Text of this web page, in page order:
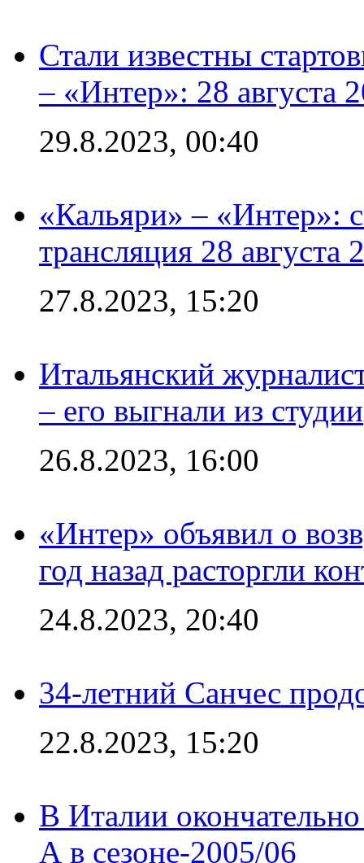
Стали известны
– «Интер»: 28 августа
29.8.2023, 00:40
«Кальяри» – «Интер»:
трансляция 28 августа
27.8.2023, 15:20
Итальянский
– его выгнали из студии
26.8.2023, 16:00
«Интер» объявил о
год назад расторгли
24.8.2023, 20:40
34-летний Санчес
22.8.2023, 15:20
В Италии
А в сезоне-2005/06